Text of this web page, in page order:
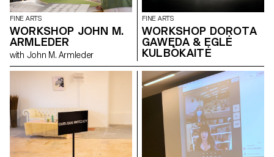
FINE ARTS
WORKSHOP JOHN M.
ARMLEDER
with John M. Armleder
FINE ARTS
WORKSHOP DOROTA
GAWĘDA & EGLĖ
KULBOKAITĖ